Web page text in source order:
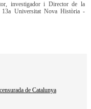
investigador i Director de la
Universitat Nova Història -
de Catalunya